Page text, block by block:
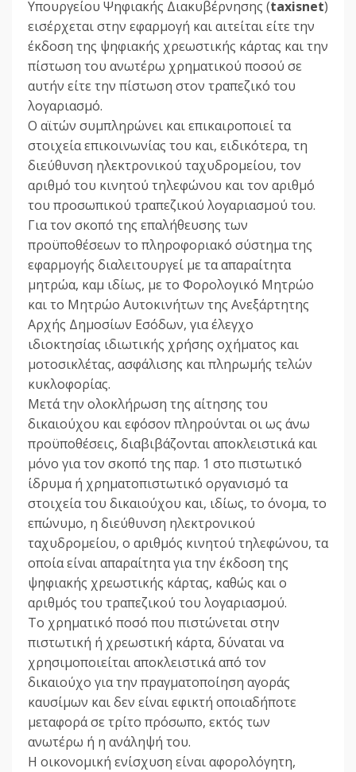
Υπουργείου Ψηφιακής Διακυβέρνησης (taxisnet)
εισέρχεται στην εφαρμογή και αιτείται είτε την
έκδοση της ψηφιακής χρεωστικής κάρτας και την
πίστωση του ανωτέρω χρηματικού ποσού σε
αυτήν είτε την πίστωση στον τραπεζικό του
λογαριασμό.
Ο αϊτών συμπληρώνει και επικαιροποιεί τα
στοιχεία επικοινωνίας του και, ειδικότερα, τη
διεύθυνση ηλεκτρονικού ταχυδρομείου, τον
αριθμό του κινητού τηλεφώνου και τον αριθμό
του προσωπικού τραπεζικού λογαριασμού του.
Για τον σκοπό της επαλήθευσης των
προϋποθέσεων το πληροφοριακό σύστημα της
εφαρμογής διαλειτουργεί με τα απαραίτητα
μητρώα, καμ ιδίως, με το Φορολογικό Μητρώο
και το Μητρώο Αυτοκινήτων της Ανεξάρτητης
Αρχής Δημοσίων Εσόδων, για έλεγχο
ιδιοκτησίας ιδιωτικής χρήσης οχήματος και
μοτοσικλέτας, ασφάλισης και πληρωμής τελών
κυκλοφορίας.
Μετά την ολοκλήρωση της αίτησης του
δικαιούχου και εφόσον πληρούνται οι ως άνω
προϋποθέσεις, διαβιβάζονται αποκλειστικά και
μόνο για τον σκοπό της παρ. 1 στο πιστωτικό
ίδρυμα ή χρηματοπιστωτικό οργανισμό τα
στοιχεία του δικαιούχου και, ιδίως, το όνομα, το
επώνυμο, η διεύθυνση ηλεκτρονικού
ταχυδρομείου, ο αριθμός κινητού τηλεφώνου, τα
οποία είναι απαραίτητα για την έκδοση της
ψηφιακής χρεωστικής κάρτας, καθώς και ο
αριθμός του τραπεζικού του λογαριασμού.
Το χρηματικό ποσό που πιστώνεται στην
πιστωτική ή χρεωστική κάρτα, δύναται να
χρησιμοποιείται αποκλειστικά από τον
δικαιούχο για την πραγματοποίηση αγοράς
καυσίμων και δεν είναι εφικτή οποιαδήποτε
μεταφορά σε τρίτο πρόσωπο, εκτός των
ανωτέρω ή η ανάληψή του.
Η οικονομική ενίσχυση είναι αφορολόγητη,